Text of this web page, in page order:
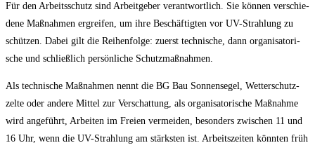
Für den Arbeits­schutz sind Arbeit­ge­ber ver­ant­wort­lich. Sie kön­nen ver­schie­
de­ne Maß­nah­men ergrei­fen, um ihre Beschäf­tig­ten vor UV-Strah­lung zu
schüt­zen. Dabei gilt die Rei­hen­fol­ge: zuerst tech­ni­sche, dann orga­ni­sa­to­ri­
sche und schließ­lich per­sön­li­che Schutzmaßnahmen.
Als tech­ni­sche Maß­nah­men nennt die BG Bau Son­nen­se­gel, Wet­ter­schutz­
zel­te oder ande­re Mit­tel zur Ver­schat­tung, als orga­ni­sa­to­ri­sche Maß­nah­me
wird ange­führt, Arbei­ten im Frei­en ver­mei­den, beson­ders zwi­schen 11 und
16 Uhr, wenn die UV-Strah­lung am stärks­ten ist. Arbeits­zei­ten könn­ten früh